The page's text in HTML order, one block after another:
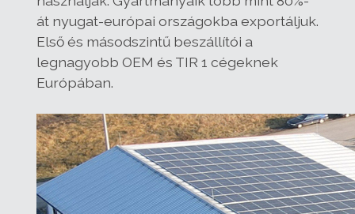
át nyugat-európai országokba exportáljuk.
Első és másodszintű beszállítói a
legnagyobb OEM és TIR 1 cégeknek
Európában.